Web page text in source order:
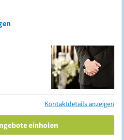
Kontaktdetails anzeigen
einholen